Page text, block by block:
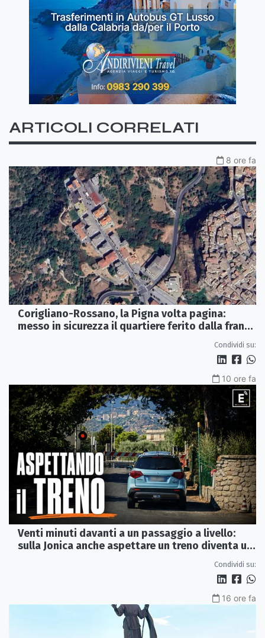
ARTICOLI CORRELATI
8 ore fa
Corigliano-Rossano, la Pigna volta pagina:
messo in sicurezza il quartiere ferito dalla frana
Condividi su:
10 ore fa
Venti minuti davanti a un passaggio a livello:
sulla Jonica anche aspettare un treno diventa un
Condividi su:
16 ore fa